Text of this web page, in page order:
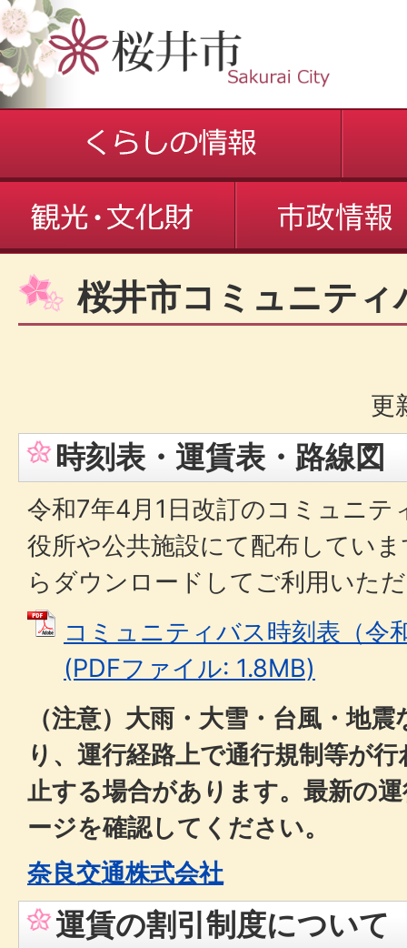
桜井市コミュニティ
更
時刻表・運賃表・路線図
令和7年4月1日改訂のコミュニテ
役所や公共施設にて配布してい
らダウンロードしてご利用いた
コミュニティバス時刻表（令
(PDFファイル: 1.8MB)
（注意）大雨・大雪・台風・地
り、運行経路上で通行規制等が
止する場合があります。最新の
ージを確認してください。
奈良交通株式会社
運賃の割引制度について